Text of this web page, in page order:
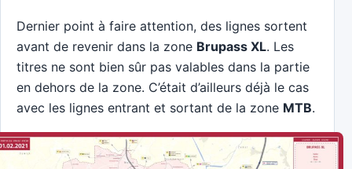
Dernier point à faire attention, des lignes sortent
avant de revenir dans la zone Brupass XL. Les
titres ne sont bien sûr pas valables dans la partie
en dehors de la zone. C’était d’ailleurs déjà le cas
avec les lignes entrant et sortant de la zone MTB.